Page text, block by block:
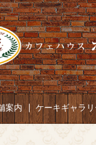
案内 ケーキギャラ